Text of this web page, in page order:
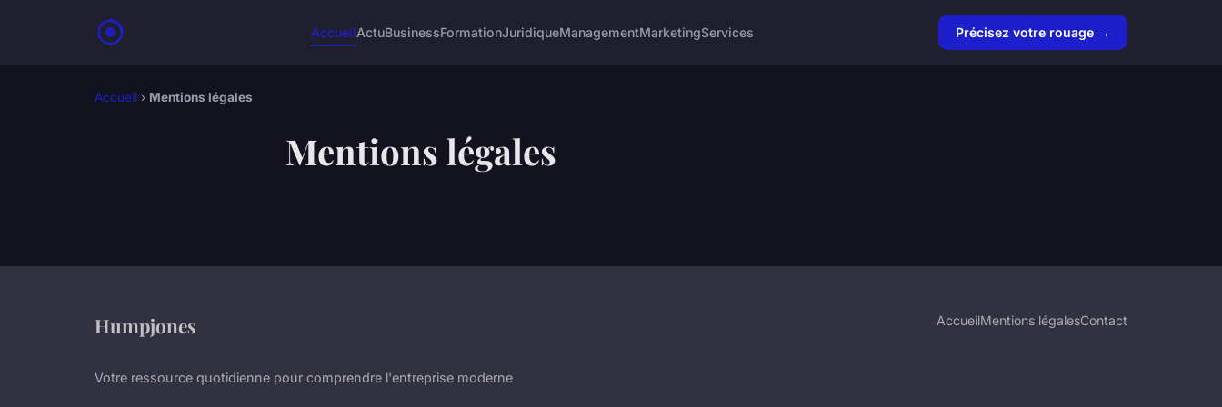
AccueilActuBusinessFormationJuridiqueManagementMarketingServices Précisez votre rouage →
Accueil › Mentions légales
Mentions légales
Humpjones
Votre ressource quotidienne pour comprendre l'entreprise moderne
AccueilMentions légalesContact